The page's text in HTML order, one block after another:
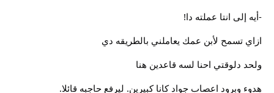
-أيه إلى انتا عملته دا!
ازاي تسمح لأبن عمك يعاملني بالطريقه دي
ولحد دلوقتي احنا لسه قاعدين هنا
هدوء وبرود اعصاب جواد كانا كبيرين. ليرفع حاجبه قائلا.